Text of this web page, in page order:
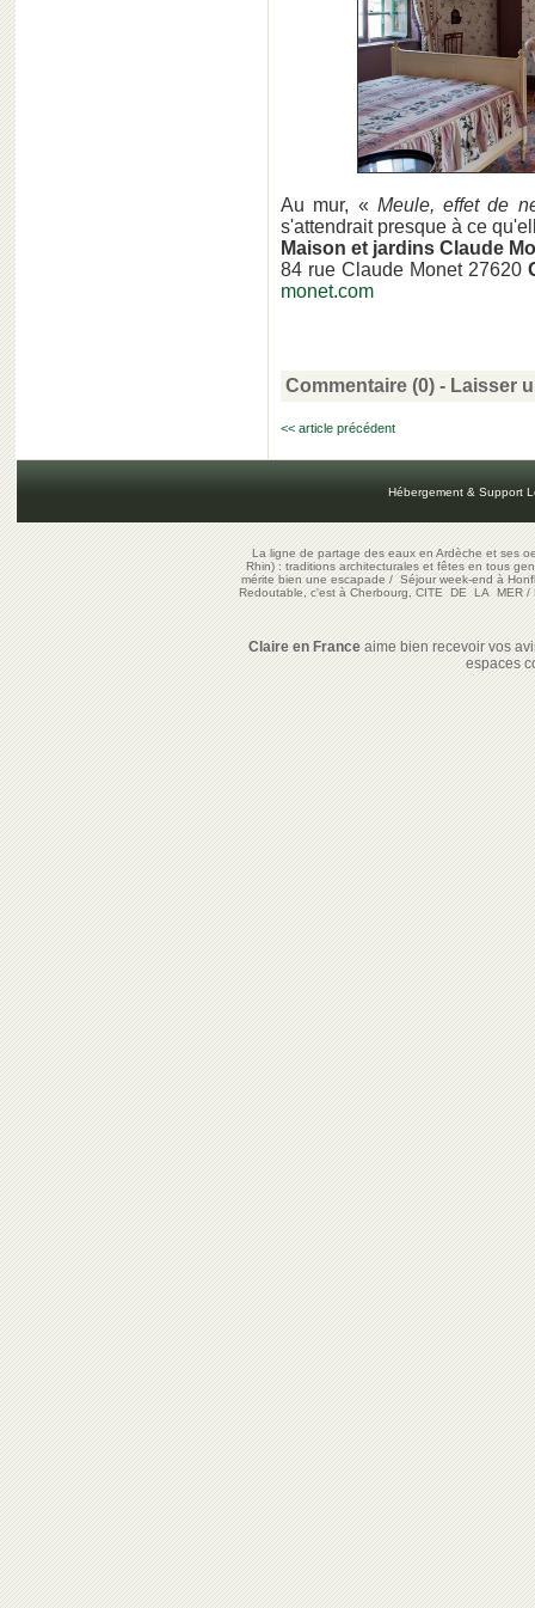
Au mur, « Meule, effet de
s'attendrait presque à ce
Maison et jardins Claude
84 rue Claude Monet 27620
monet.com
Commentaire (0) - Laisser
<< article précédent
Hébergement & Support
La ligne de partage des eaux en Ardèche et ses
Rhin) : traditions architecturales et fêtes en tous
mérite bien une escapade/Séjour week-end à
Redoutable, c'est à Cherbourg, CITE DE LA MER/
Claire en Franceaime bien recevoir vos
espaces